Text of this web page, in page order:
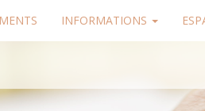
INFORMATIONS